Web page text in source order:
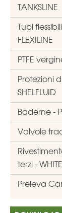
TANKSLINE
Tubi
FLEXILINE
PTFE
Protezioni
SHELFLUID
Baderne -
Valvole
terzi -
Preleva